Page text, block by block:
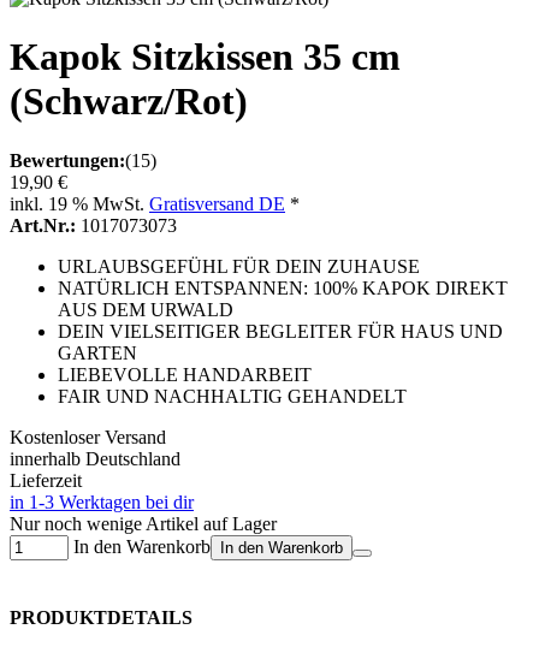
Kapok Sitzkissen 35 cm
(Schwarz/Rot)
Bewertungen:(15)
19,90 €
inkl. 19 % MwSt. Gratisversand DE *
Art.Nr.: 1017073073
URLAUBSGEFÜHL FÜR DEIN ZUHAUSE
NATÜRLICH ENTSPANNEN: 100% KAPOK DIREKT
AUS DEM URWALD
DEIN VIELSEITIGER BEGLEITER FÜR HAUS UND
GARTEN
LIEBEVOLLE HANDARBEIT
FAIR UND NACHHALTIG GEHANDELT
Kostenloser Versand
innerhalb Deutschland
Lieferzeit
in 1-3 Werktagen bei dir
Nur noch wenige Artikel auf Lager
In den Warenkorb
In den Warenkorb
PRODUKTDETAILS